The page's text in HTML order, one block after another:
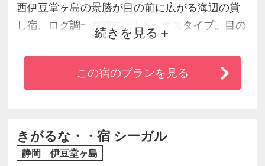
西伊豆堂ヶ島の景勝が目の前に広がる海辺の貸
し宿。ログ調一戸建てと1ボックスタイプ。目の
前に広がる浮島海岸はまるでプライベートビー
チ。海水浴、磯遊び等マリンレジャーを満喫で
きます。釣った魚で海鮮バーベキューをするも
続きを見る
この宿のプランを見る
きがるな・・宿 シーガル
静岡 伊豆堂ヶ島